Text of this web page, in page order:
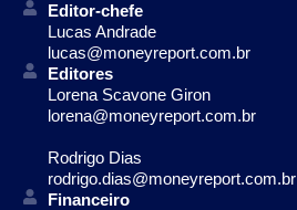
Editor-chefe
Lucas Andrade
lucas@moneyreport.com.br
Editores
Lorena Scavone Giron
lorena@moneyreport.com.br
Rodrigo Dias
rodrigo.dias@moneyreport.com.br
Financeiro